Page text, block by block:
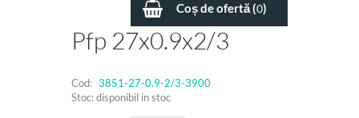
Coș de ofertă (0)
Pfp 27x0.9x2/3
Cod: 3851-27-0.9-2/3-3900
Stoc: disponibil in stoc